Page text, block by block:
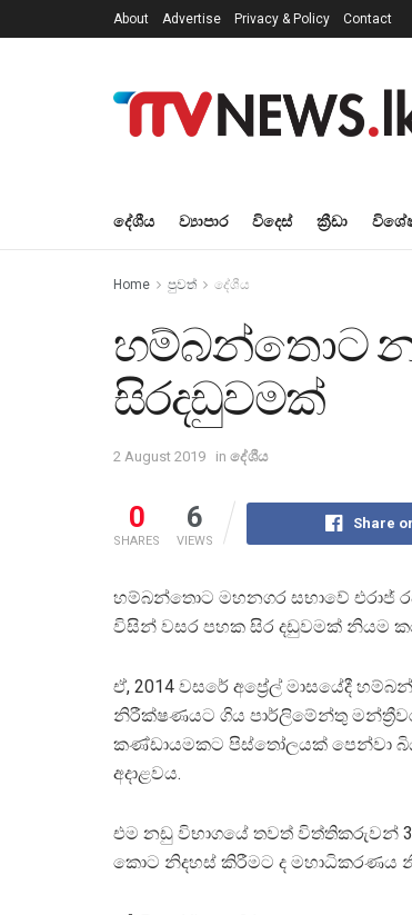
About Advertise Privacy & Policy Contact
දේශීය ව්‍යාපාර විදෙස් ක්‍රීඩා
Home පුවත් දේශීය
හම්බන්තොට
සිරදඩුවමක්
2 August 2019 in දේශීය
0
SHARES
6
VIEWS
Share
හම්බන්තොට මහනගර සභාවේ එරාජ්
විසින් වසර පහක සිර දඩුවමක් නියම
ඒ, 2014 වසරේ අප්‍රේල් මාසයේදී
නිරීක්ෂණයට ගිය පාර්ලිමේන්තු
කණ්ඩායමකට පිස්තෝලයක් පෙන්වා
අදාළවය.
එම නඩු විභාගයේ තවත් විත්තිකරුවන්
කොට නිදහස් කිරීමට ද මහාධිකරණය